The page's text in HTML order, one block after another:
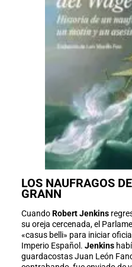
LOS NAUFRAGOS
GRANN
CuandoRobert Jenkins
su oreja cercenada, el
«casus belli» para iniciar
Imperio Español. Jenkins
guardacostas Juan León